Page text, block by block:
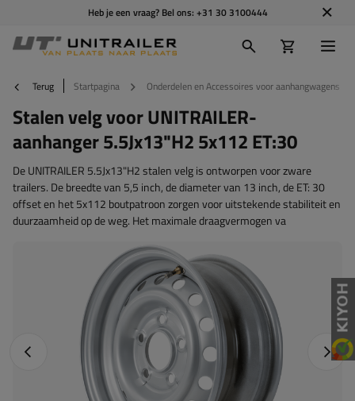
Heb je een vraag? Bel ons: +31 30 3100444
Terug Startpagina Onderdelen en Accessoires voor aanhangwagens
Stalen velg voor UNITRAILER-
aanhanger 5.5Jx13"H2 5x112 ET:30
De UNITRAILER 5.5Jx13"H2 stalen velg is ontworpen voor zware
trailers. De breedte van 5,5 inch, de diameter van 13 inch, de ET: 30
offset en het 5x112 boutpatroon zorgen voor uitstekende stabiliteit en
duurzaamheid op de weg. Het maximale draagvermogen va
Vorige foto